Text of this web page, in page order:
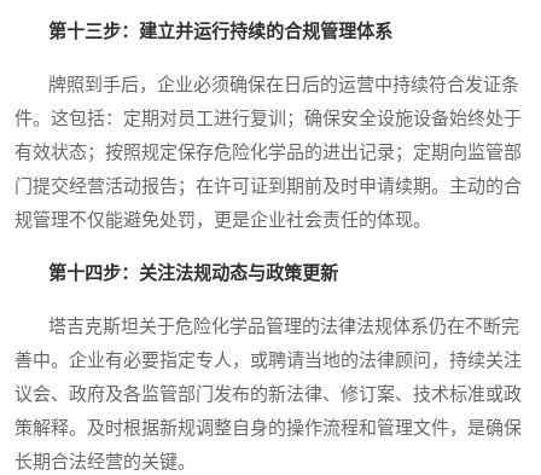
第十三步：建立并运行持续的合规管理体系
牌照到手后，企业必须确保在日后的运营中持续符合发证条
件。这包括：定期对员工进行复训；确保安全设施设备始终处于
有效状态；按照规定保存危险化学品的进出记录；定期向监管部
门提交经营活动报告；在许可证到期前及时申请续期。主动的合
规管理不仅能避免处罚，更是企业社会责任的体现。
第十四步：关注法规动态与政策更新
塔吉克斯坦关于危险化学品管理的法律法规体系仍在不断完
善中。企业有必要指定专人，或聘请当地的法律顾问，持续关注
议会、政府及各监管部门发布的新法律、修订案、技术标准或政
策解释。及时根据新规调整自身的操作流程和管理文件，是确保
长期合法经营的关键。